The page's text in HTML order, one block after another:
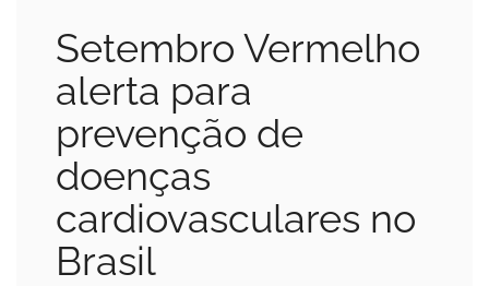
Setembro Vermelho
alerta para
prevenção de
doenças
cardiovasculares no
Brasil